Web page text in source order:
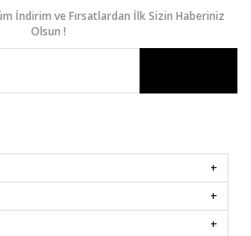
İndirim ve Fırsatlardan İlk Sizin Haberiniz
Olsun !